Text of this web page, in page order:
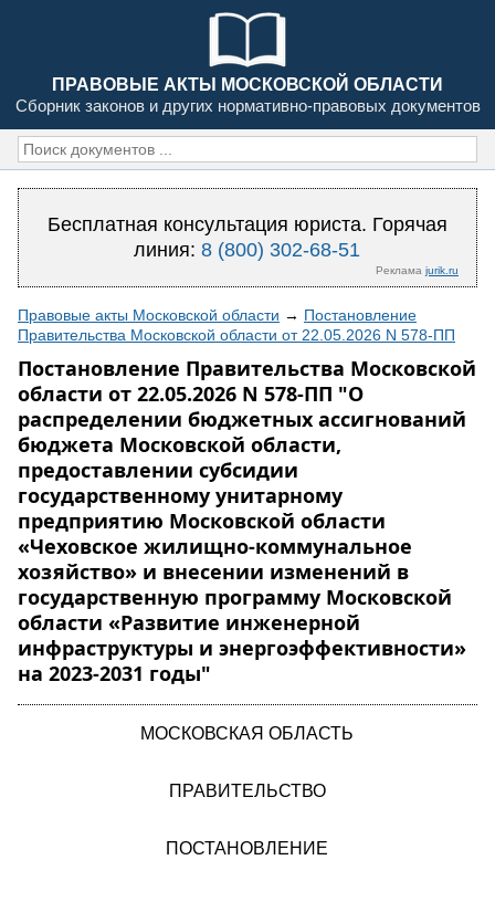
ПРАВОВЫЕ АКТЫ МОСКОВСКОЙ ОБЛАСТИ
Сборник законов и других нормативно-правовых документов
Бесплатная консультация юриста. Горячая
линия:8 (800) 302-68-51
Реклама jurik.ru
Правовые акты Московской области → Постановление
Правительства Московской области от 22.05.2026 N 578-ПП
Постановление Правительства Московской
области от 22.05.2026 N 578-ПП "О
распределении бюджетных ассигнований
бюджета Московской области,
предоставлении субсидии
государственному унитарному
предприятию Московской области
«Чеховское жилищно-коммунальное
хозяйство» и внесении изменений в
государственную программу Московской
области «Развитие инженерной
инфраструктуры и энергоэффективности»
на 2023-2031 годы"
МОСКОВСКАЯ ОБЛАСТЬ
ПРАВИТЕЛЬСТВО
ПОСТАНОВЛЕНИЕ